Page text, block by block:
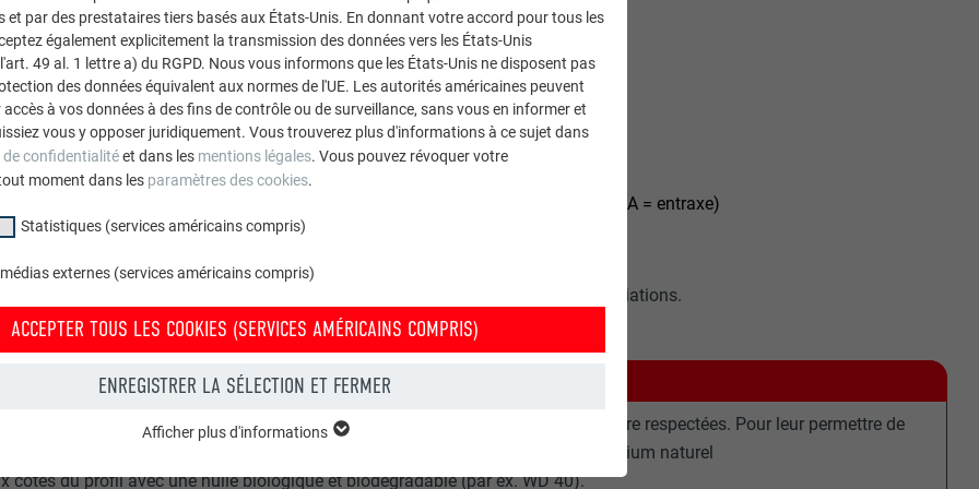
Angles et dimensions du profil à joint debout à double agrafe (A = entraxe)
du système de profilage utilisé, les dimensions peuvent connaître de légères variations.
bandes PREFALZ en aluminium naturel, des mesures supplémentaires doivent être respectées. Pour leur permettre de
facilement à travers les nombreux rouleaux, il faut bien graisser la bande d’aluminium naturel
côtés du profil avec une huile biologique et biodégradable (par ex. WD 40).
et par des prestataires tiers basés aux États-Unis. En donnant votre accord pour tous les
également explicitement la transmission des données vers les États-Unis
49 al. 1 lettre a) du RGPD. Nous vous informons que les États-Unis ne disposent pas
des données équivalent aux normes de l'UE. Les autorités américaines peuvent
à vos données à des fins de contrôle ou de surveillance, sans vous en informer et
vous y opposer juridiquement. Vous trouverez plus d'informations à ce sujet dans
confidentialitéet dans les mentions légales. Vous pouvez révoquer votre
moment dans les paramètres des cookies.
Statistiques (services américains compris)
externes (services américains compris)
ACCEPTER TOUS LES COOKIES (SERVICES AMÉRICAINS COMPRIS)
ENREGISTRER LA SÉLECTION ET FERMER
Afficher plus d'informations